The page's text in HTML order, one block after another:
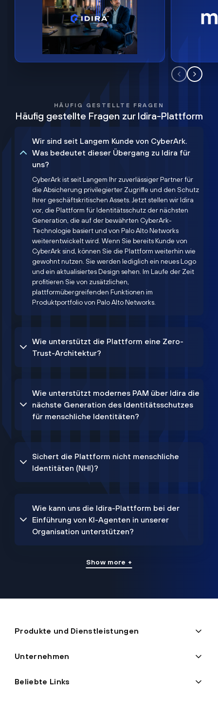
HÄUFIG GESTELLTE FRAGEN
Häufig gestellte Fragen zur Idira-Plattform
Wir sind seit Langem Kunde von CyberArk.
Was bedeutet dieser Übergang zu Idira für
uns?
CyberArk ist seit Langem Ihr zuverlässiger Partner für
die Absicherung privilegierter Zugriffe und den Schutz
Ihrer geschäftskritischen Assets. Jetzt stellen wir Idira
vor, die Plattform für Identitätsschutz der nächsten
Generation, die auf der bewährten CyberArk-
Technologie basiert und von Palo Alto Networks
weiterentwickelt wird. Wenn Sie bereits Kunde von
CyberArk sind, können Sie die Plattform weiterhin wie
gewohnt nutzen. Sie werden lediglich ein neues Logo
und ein aktualisiertes Design sehen. Im Laufe der Zeit
profitieren Sie von zusätzlichen,
plattformübergreifenden Funktionen im
Produktportfolio von Palo Alto Networks.
Wie unterstützt die Plattform eine Zero-
Trust-Architektur?
Wie unterstützt modernes PAM über Idira die
nächste Generation des Identitätsschutzes
für menschliche Identitäten?
Sichert die Plattform nicht menschliche
Identitäten (NHI)?
Wie kann uns die Idira-Plattform bei der
Einführung von KI-Agenten in unserer
Organisation unterstützen?
Show more +
Produkte und Dienstleistungen
Unternehmen
Beliebte Links